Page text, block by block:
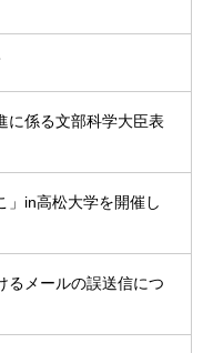
に係る文部科学大臣表
」in高松大学を開催し
るメールの誤送信につ